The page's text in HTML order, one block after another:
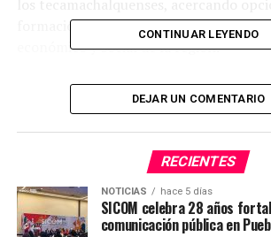
formación técnica que fortalezcan el
económico y social de la región.
#SICOMAcatzingo
ICATEP
UDEP AL 93%: GOBIERNO DE PUEBLA
FUTURO DEL DEPORTE
CONTINUAR LEYENDO
DEJAR UN COMENTARIO
RECIENTES
NOTICIAS hace 5 días
SICOM celebra 28 años
comunicación pública en